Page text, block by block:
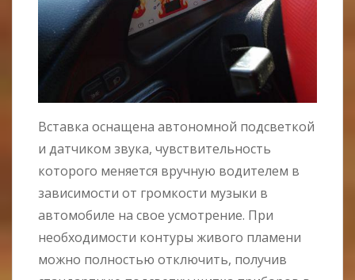
Вставка оснащена автономной подсветкой
и датчиком звука, чувствительность
которого меняется вручную водителем в
зависимости от громкости музыки в
автомобиле на свое усмотрение. При
необходимости контуры живого пламени
можно полностью отключить, получив